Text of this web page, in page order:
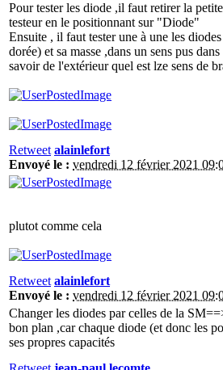
Pour tester les diode ,il faut retirer la
testeur en le positionnant sur "Diode"
Ensuite , il faut tester une à une les
dorée) et sa masse ,dans un sens pus
savoir de l'extérieur quel est lze sens de
Retweet alainlefort
Envoyé le : vendredi 12 février 2021
plutot comme cela
Retweet alainlefort
Envoyé le : vendredi 12 février 2021
Changer les diodes par celles de la
bon plan ,car chaque diode (et donc les
ses propres capacités